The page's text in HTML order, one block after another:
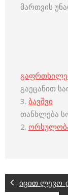
მართვის
გაეცანით
3. ბავშვი
თანხლება
2.
იცით ლევო-